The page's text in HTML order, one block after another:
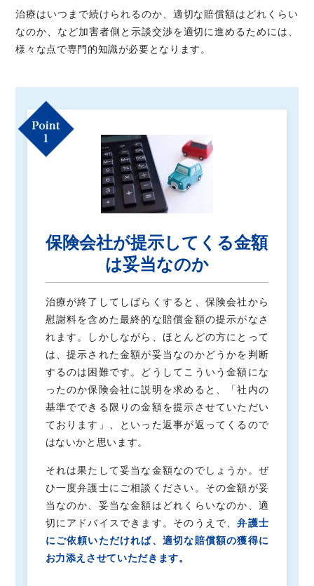
治療はいつまで続けられるのか、適切な賠償額はどれくらい
なのか、など加害者側と示談交渉を適切に進めるためには、
様々な点で専門的知識が必要となります。
保険会社が提示してくる金額
は妥当なのか
治療が終了してしばらくすると、保険会社から
慰謝料を含めた最終的な賠償金額の提示がなさ
れます。しかしながら、ほとんどの方にとって
は、提示された金額が妥当なのかどうかを判断
するのは困難です。どうしてこういう金額にな
ったのか保険会社に説明を求めると、「社内の
基準でできる限りの金額を提示させていただい
ております」、といった返事が返ってくるので
はないかと思います。
それは果たして妥当な金額なのでしょうか。ぜ
ひ一度弁護士にご相談ください。その金額が妥
当なのか、妥当な金額はどれくらいなのか、適
切にアドバイスできます。そのうえで、弁護士
にご依頼いただければ、適切な賠償額の獲得に
お力添えさせていただきます。